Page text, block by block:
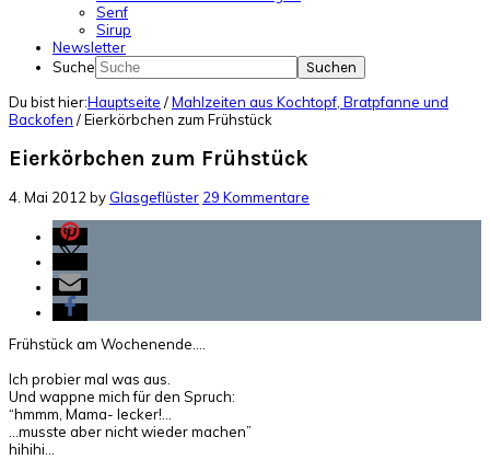
Senf
Sirup
Newsletter
Suche
Du bist hier:Hauptseite /Mahlzeiten aus Kochtopf, Bratpfanne und
Backofen /Eierkörbchen zum Frühstück
Eierkörbchen zum Frühstück
4. Mai 2012by Glasgeflüster 29 Kommentare
Frühstück am Wochenende….
Ich probier mal was aus.
Und wappne mich für den Spruch:
“hmmm, Mama- lecker!…
…musste aber nicht wieder machen”
hihihi…